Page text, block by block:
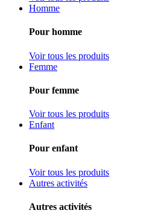
Homme
Pour homme
Voir tous les produits
Femme
Pour femme
Voir tous les produits
Enfant
Pour enfant
Voir tous les produits
Autres activités
Autres activités